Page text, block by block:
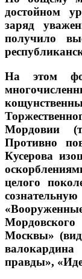
достойном
заряд
получило
На этом
Мордовии
Противно
Кусерова
целого
Москвы»
правды»,